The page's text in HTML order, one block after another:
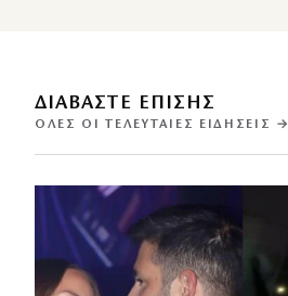
ΔΙΑΒΑΣΤΕ ΕΠΙΣΗΣ
ΌΛΕΣ ΟΙ ΤΕΛΕΥΤΑΊΕΣ ΕΙΔΉΣΕΙΣ →